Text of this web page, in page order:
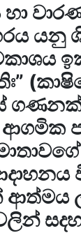
යනු
ගණනක්
ආත්මය